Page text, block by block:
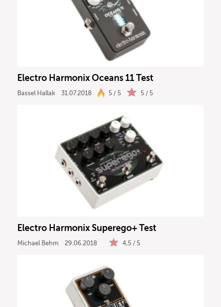
Electro Harmonix Oceans 11 Test
Bassel Hallak 31.07.2018 5 / 5 5 / 5
Electro Harmonix Superego+ Test
Michael Behm 29.06.2018 4,5 / 5